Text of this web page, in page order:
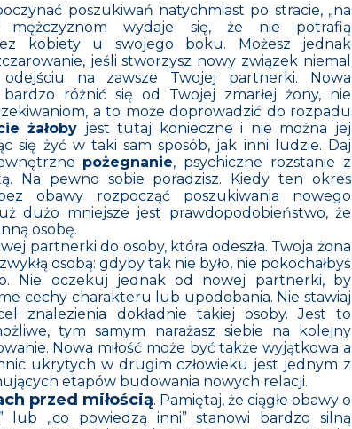
poszukiwań natychmiast po stracie, „na
mężczyznom wydaje się, że nie potrafią
kobiety u swojego boku. Możesz jednak
jeśli stworzysz nowy związek niemal
na zawsze Twojej partnerki. Nowa
różnić się od Twojej zmarłej żony, nie
a to może doprowadzić do rozpadu
żałoby jest tutaj konieczne i nie można jej
się żyć w taki sam sposób, jak inni ludzie. Daj
pożegnanie, psychiczne rozstanie z
Na pewno sobie poradzisz. Kiedy ten okres
obawy rozpocząć poszukiwania nowego
dużo mniejsze jest prawdopodobieństwo, że
osobę.
partnerki do osoby, która odeszła. Twoja żona
osobą: gdyby tak nie było, nie pokochałbyś
Nie oczekuj jednak od nowej partnerki, by
cechy charakteru lub upodobania. Nie stawiaj
znalezienia dokładnie takiej osoby. Jest to
tym samym narażasz siebie na kolejny
Nowa miłość może być także wyjątkowa a
ukrytych w drugim człowieku jest jednym z
etapów budowania nowych relacji.
przed miłością. Pamiętaj, że ciągłe obawy o
lub „co powiedzą inni” stanowi bardzo silną